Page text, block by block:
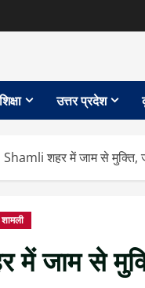
शिक्षा उत्तर प्रदेश
Shamli शहर में जाम से मुक्ति,
शामली
में जाम से